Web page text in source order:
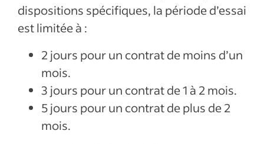
dispositions spécifiques, la période d’essai
est limitée à :
2 jours pour un contrat de moins d’un
mois.
3 jours pour un contrat de 1 à 2 mois.
5 jours pour un contrat de plus de 2
mois.